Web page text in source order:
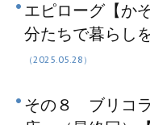
エピローグ【か
分たちで暮らし
（2025.05.28）
その８ ブリコ